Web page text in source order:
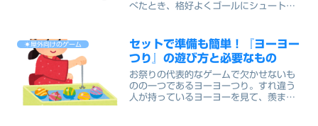
べたとき、格好よくゴールにシュートす
にサッカーを体験できるゲームでもあり
ますよね。これを機にサッ...
☀屋外向けのゲーム
セットで準備も簡単！『ヨーヨー
つり』の遊び方と必要なもの
お祭りの代表的なゲームで欠かせないも
のの一つであるヨーヨーつり。すれ違う
人が持っているヨーヨーを見て、羨まし